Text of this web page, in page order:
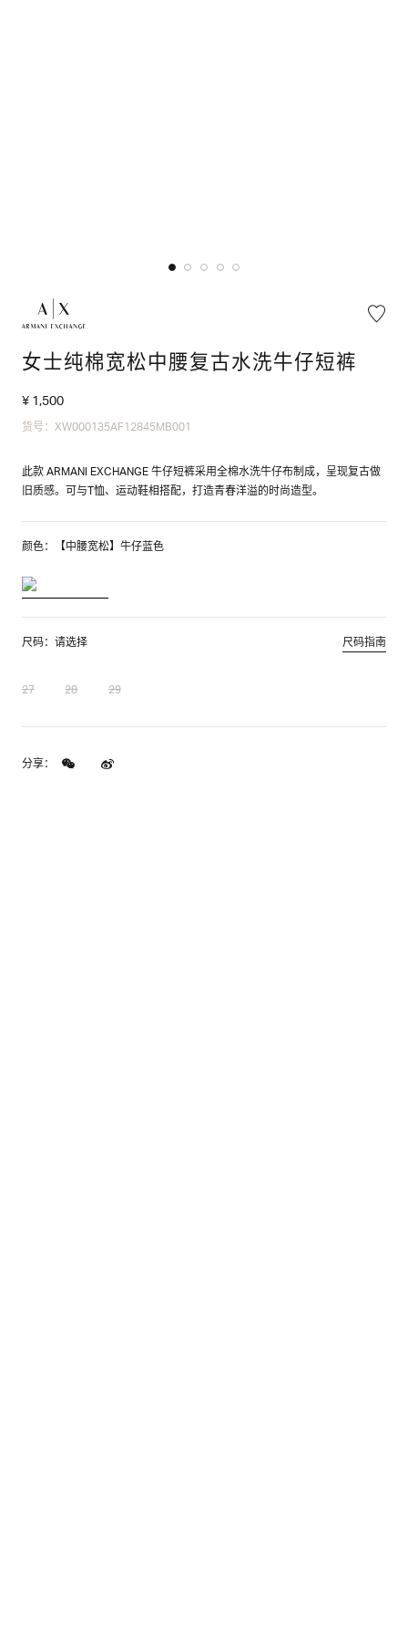
女士纯棉宽松中腰复古水洗牛仔短裤
¥ 1,500
货号：XW000135AF12845MB001
此款 ARMANI EXCHANGE 牛仔短裤采用全棉水洗牛仔布制成，呈现复古做
旧质感。可与T恤、运动鞋相搭配，打造青春洋溢的时尚造型。
颜色：【中腰宽松】牛仔蓝色
尺码：请选择 尺码指南
27 28 29
分享：